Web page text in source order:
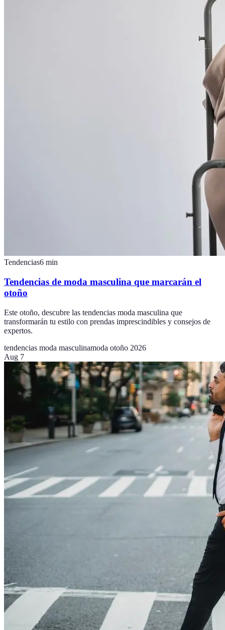
Tendencias6 min
Tendencias de moda masculina que marcarán el
otoño
Este otoño, descubre las tendencias moda masculina que
transformarán tu estilo con prendas imprescindibles y consejos de
expertos.
tendencias moda masculinamoda otoño 2026
Aug 7